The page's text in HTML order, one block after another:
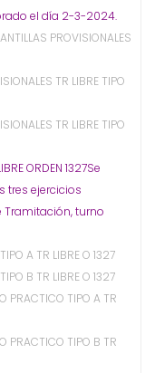
el día 2-3-2024.
PROVISIONALES
TR LIBRE TIPO
TR LIBRE TIPO
ORDEN 1327​Se
tres ejercicios
turno
A TR LIBRE O 1327
B TR LIBRE O 1327
PRACTICO TIPO A TR
PRACTICO TIPO B TR